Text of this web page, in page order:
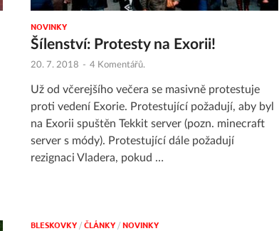
NOVINKY
Šílenství: Protesty na Exorii!
20. 7. 2018 - 4 Komentářů.
Už od včerejšího večera se masivně protestuje
proti vedení Exorie. Protestující požadují, aby byl
na Exorii spuštěn Tekkit server (pozn. minecraft
server s módy). Protestující dále požadují
rezignaci Vladera, pokud …
BLESKOVKY /ČLÁNKY /NOVINKY